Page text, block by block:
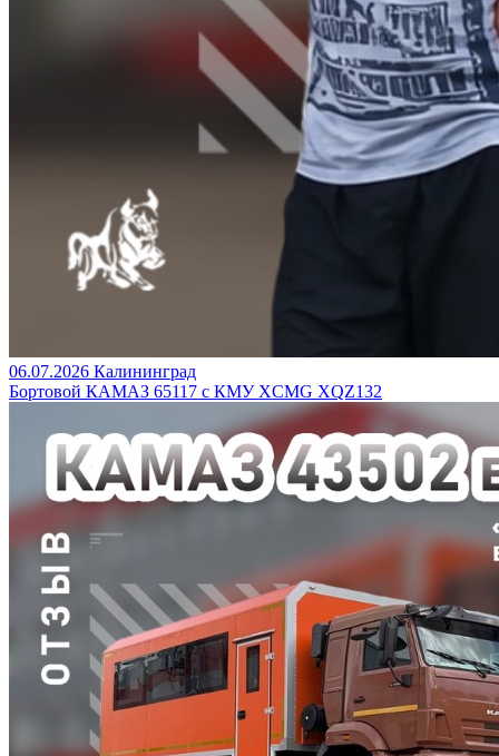
06.07.2026 Калининград
Бортовой КАМАЗ 65117 с КМУ XCMG XQZ132